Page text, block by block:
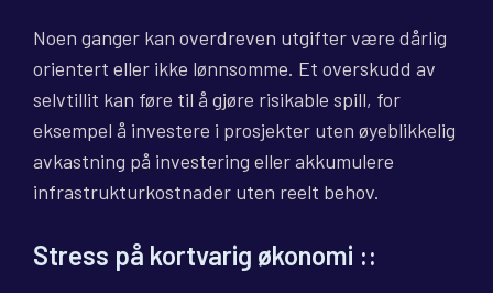
Noen ganger kan overdreven utgifter være dårlig
orientert eller ikke lønnsomme. Et overskudd av
selvtillit kan føre til å gjøre risikable spill, for
eksempel å investere i prosjekter uten øyeblikkelig
avkastning på investering eller akkumulere
infrastrukturkostnader uten reelt behov.
Stress på kortvarig økonomi ::